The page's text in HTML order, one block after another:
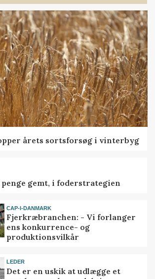
årets sortsforsøg i vinterbyg
gemt, i foderstrategien
CAP-I-DANMARK
Fjerkræbranchen: - Vi forlanger
ens konkurrence- og
produktionsvilkår
LEDER
Det er en uskik at udlægge et